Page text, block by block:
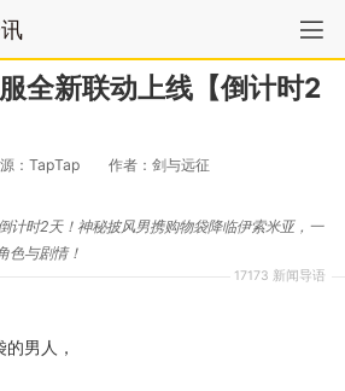
全新联动上线【倒计时2
：TapTap 作者：剑与远征
17173 新闻导语
计时2天！神秘披风男携购物袋降临伊索米亚，一
色与剧情！
男人，